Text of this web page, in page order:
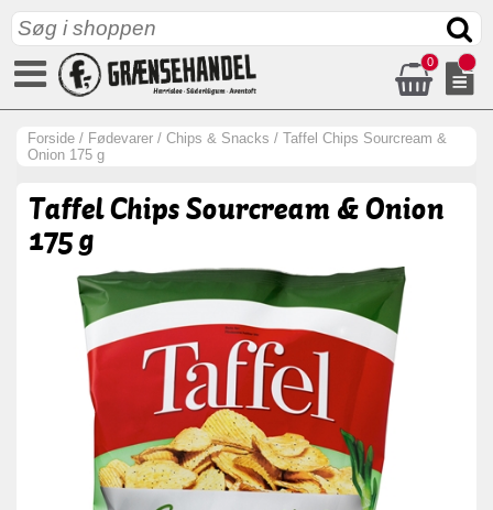
0
Forside / Fødevarer / Chips & Snacks / Taffel Chips Sourcream &
Onion 175 g
Taffel Chips Sourcream & Onion
175 g